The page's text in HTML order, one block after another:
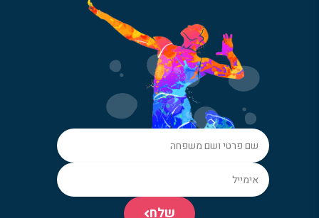
שלח